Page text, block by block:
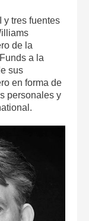
y tres fuentes
de la
a la
sus
en forma de
personales y